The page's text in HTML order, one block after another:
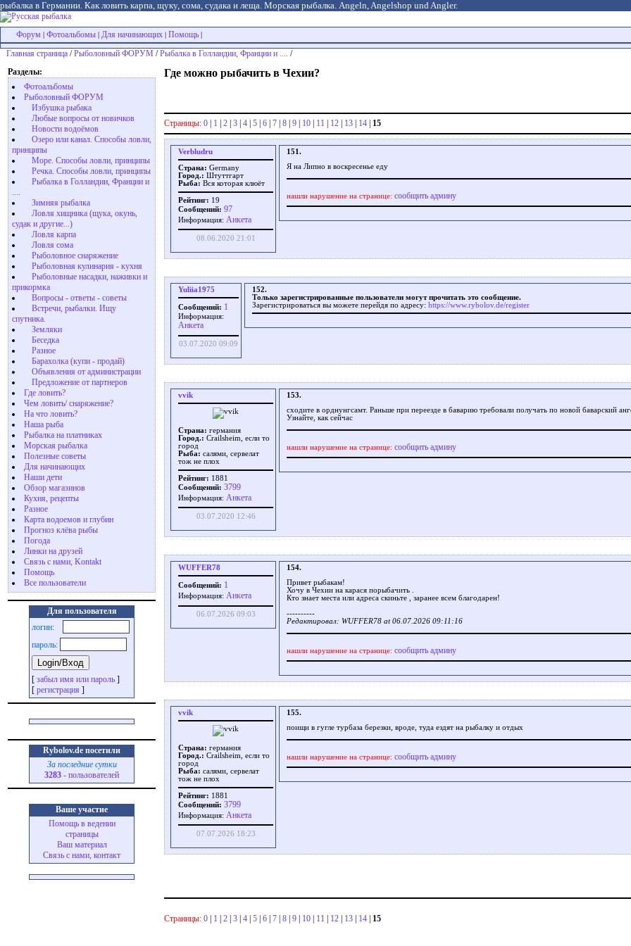
рыбалка в Германии. Как ловить карпа, щуку, сома, судака и леща. Морская рыбалка. Angeln, Angelshop und Angler.
Форум
Фотоальбомы Для начинающих Помощь
Главная страница /Рыболовный ФОРУМ /Рыбалка в Голландии, Франции и .... /
Разделы:
Фотоальбомы
Рыболовный ФОРУМ
Избушка рыбака
Любые вопросы от новичков
Новости водоёмов
Озеро или канал. Способы ловли,
принципы
Море. Способы ловли, принципы
Речка. Способы ловли, принципы
Рыбалка в Голландии, Франции и
....
Зимняя рыбалка
Ловля хищника (щука, окунь,
судак и другие...)
Ловля карпа
Ловля сома
Рыболовное снаряжение
Рыболовная кулинария - кухня
Рыболовные насадки, наживки и
прикормка
Вопросы - ответы - советы
Встречи, рыбалки. Ищу
спутника.
Земляки
Беседка
Разное
Барахолка (купи - продай)
Объявления от администрации
Предложение от партнеров
Где ловить?
Чем ловить/ снаряжение?
На что ловить?
Наша рыба
Рыбалка на платниках
Морская рыбалка
Полезные советы
Для начинающих
Наши дети
Обзор магазинов
Кухня, рецепты
Разное
Карта водоемов и глубин
Прогноз клёва рыбы
Погода
Линки на друзей
Связь с нами, Kontakt
Помощь
Все пользователи
Для пользователя
логин:
пароль:
[ забыл имя или пароль ]
[ регистрация ]
Rybolov.de посетили
За последние сутки
3283 - пользователей
Ваше участие
Помощь в ведении
страницы
Ваш материал
Связь с нами, контакт
Где можно рыбачить в Чехии?
Страницы: 0 | 1 | 2 | 3 | 4 | 5 | 6 | 7 | 8 | 9 | 10 | 11 | 12 | 13 | 14 | 15
Verbludru
Страна: Germany
Город.: Штуттгарт
Рыба: Вся которая клюёт
Рейтинг: 19
Сообщений: 97
Информация: Aнкета
08.06.2020 21:01
151.
Я на Липно в воскресенье еду
нашли нарушение на странице: сообщить админу
Yuliia1975
Сообщений: 1
Информация:
Aнкета
03.07.2020 09:09
152.
Только зарегистрированные пользователи могут прочитать это сообщение.
Зарегистрироваться вы можете перейдя по адресу: https://www.rybolov.de/register
vvik
Страна: германия
Город.: Crailsheim, если то
город
Рыба: салями, сервелат
тож не плох
Рейтинг: 1881
Сообщений: 3799
Информация: Aнкета
03.07.2020 12:46
153.
сходите в орднунгсамт. Раньше при переезде в баварию требовали получать по новой баварский
Узнайте, как сейчас
нашли нарушение на странице: сообщить админу
WUFFER78
Сообщений: 1
Информация: Aнкета
06.07.2026 09:03
154.
Привет рыбакам!
Хочу в Чехии на карася порыбачить .
Кто знает места или адреса скиньте , заранее всем благодарен!
----------
Редактировал: WUFFER78 at 06.07.2026 09:11:16
нашли нарушение на странице: сообщить админу
vvik
Страна: германия
Город.: Crailsheim, если то
город
Рыба: салями, сервелат
тож не плох
Рейтинг: 1881
Сообщений: 3799
Информация: Aнкета
07.07.2026 18:23
155.
поищи в гугле турбаза березки, вроде, туда ездят на рыбалку и отдых
нашли нарушение на странице: сообщить админу
Страницы: 0 | 1 | 2 | 3 | 4 | 5 | 6 | 7 | 8 | 9 | 10 | 11 | 12 | 13 | 14 | 15